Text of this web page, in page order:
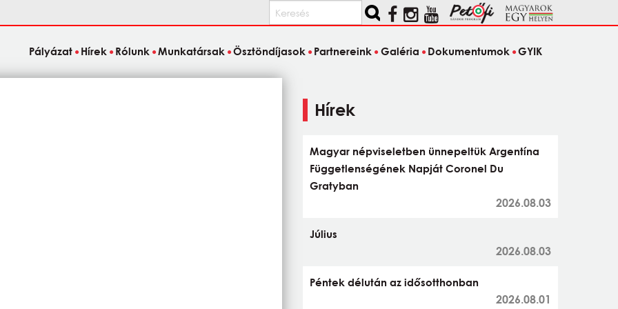
Keresés
Pályázat Hírek Rólunk Munkatársak Ösztöndíjasok Partnereink Galéria Dokumentumok GYIK
Hírek
Magyar népviseletben ünnepeltük Argentína
Függetlenségének Napját Coronel Du
Gratyban
2026.08.03
Július
2026.08.03
Péntek délután az idősotthonban
2026.08.01